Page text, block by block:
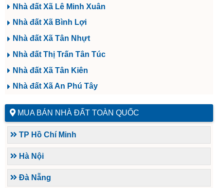
Nhà đất Xã Lê Minh Xuân
Nhà đất Xã Bình Lợi
Nhà đất Xã Tân Nhựt
Nhà đất Thị Trấn Tân Túc
Nhà đất Xã Tân Kiên
Nhà đất Xã An Phú Tây
MUA BÁN NHÀ ĐẤT TOÀN QUỐC
TP Hồ Chí Minh
Hà Nội
Đà Nẵng